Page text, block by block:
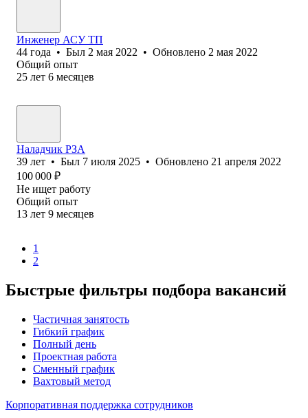
Инженер АСУ ТП
44 года • Был 2 мая 2022 • Обновлено 2 мая 2022
Общий опыт
25 лет 6 месяцев
Наладчик РЗА
39 лет • Был 7 июля 2025 • Обновлено 21 апреля 2022
100 000 ₽
Не ищет работу
Общий опыт
13 лет 9 месяцев
1
2
Быстрые фильтры подбора вакансий
Частичная занятость
Гибкий график
Полный день
Проектная работа
Сменный график
Вахтовый метод
Корпоративная поддержка сотрудников